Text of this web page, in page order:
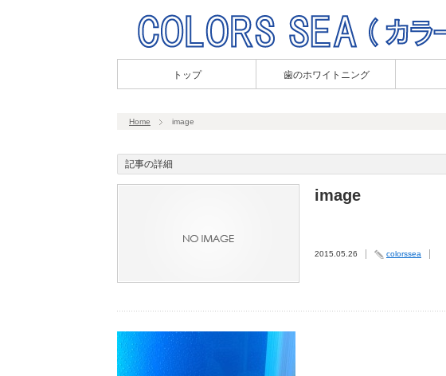
トップ 歯のホワイトニング
Home image
記事の詳細
image
2015.05.26 colorssea